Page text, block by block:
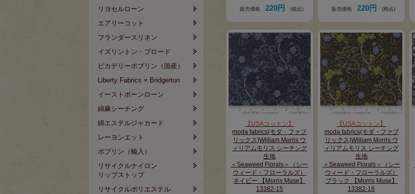
リヨセルローン
エアリーコット
フランダースリネン
イズリントン・ブロード
ピカデリーポプリン（国産）
Liberty Fabrics × Bridgerton
イーストボーンローン
綿麻シーチング
綿エステルジャカード
レーヨンエット
ポプリン（輸入）
リサイクルナイロン
リップストップ
リサイクルポリエステル
販売価格 220円 (税込) 販売価格 220円 (税込)
【USAコットン】
moda fabrics(モダ・ファブ
リックス)William Morris ウ
ィリアムモリス シーチング
生地
＜Seaweed Florals＞（シー
ウィード・フローラルズ）
ネイビー 【Morris Muse】
13382-15
【USAコットン】
moda fabrics(モダ・ファブ
リックス)William Morris ウ
ィリアムモリス シーチング
生地
＜Seaweed Florals＞（シー
ウィード・フローラルズ）
ブラック 【Morris Muse】
13382-16